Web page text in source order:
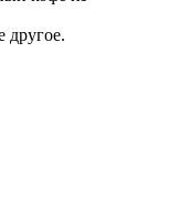
другое.